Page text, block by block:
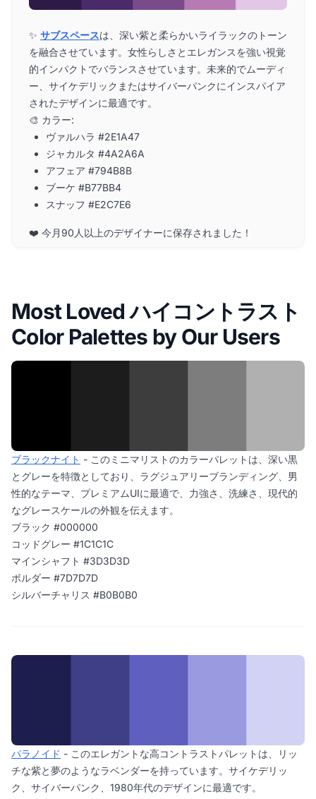
✨ サブスペースは、深い紫と柔らかいライラックのトーン
を融合させています。女性らしさとエレガンスを強い視覚
的インパクトでバランスさせています。未来的でムーディ
ー、サイケデリックまたはサイバーパンクにインスパイア
されたデザインに最適です。
🎨 カラー:
ヴァルハラ #2E1A47
ジャカルタ #4A2A6A
アフェア #794B8B
ブーケ #B77BB4
スナッフ #E2C7E6
❤️ 今月90人以上のデザイナーに保存されました！
Most Loved ハイコントラスト
Color Palettes by Our Users
ブラックナイト - このミニマリストのカラーパレットは、深い黒
とグレーを特徴としており、ラグジュアリーブランディング、男
性的なテーマ、プレミアムUIに最適で、力強さ、洗練さ、現代的
なグレースケールの外観を伝えます。
ブラック #000000
コッドグレー #1C1C1C
マインシャフト #3D3D3D
ボルダー #7D7D7D
シルバーチャリス #B0B0B0
パラノイド - このエレガントな高コントラストパレットは、リッ
チな紫と夢のようなラベンダーを持っています。サイケデリッ
ク、サイバーパンク、1980年代のデザインに最適です。